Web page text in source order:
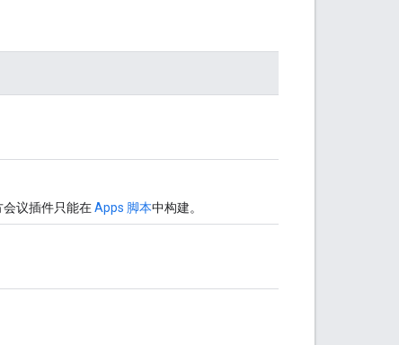
会议插件只能在Apps 脚本中构建。